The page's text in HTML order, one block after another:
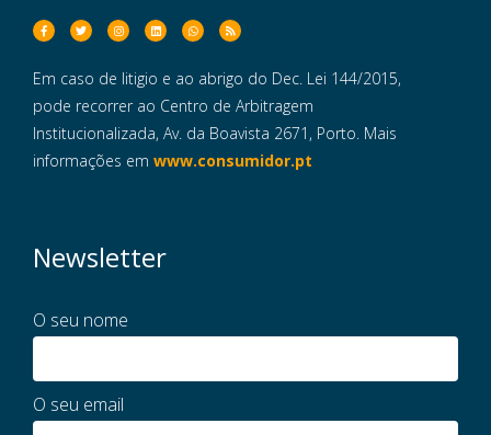
Em caso de litigio e ao abrigo do Dec. Lei 144/2015,
pode recorrer ao Centro de Arbitragem
Institucionalizada, Av. da Boavista 2671, Porto. Mais
informações em www.consumidor.pt
Newsletter
O seu nome
O seu email